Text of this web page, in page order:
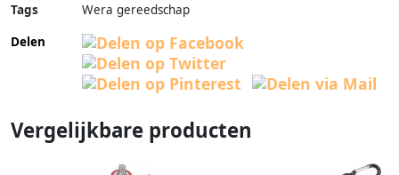
Tags
Wera gereedschap
Delen
Vergelijkbare producten